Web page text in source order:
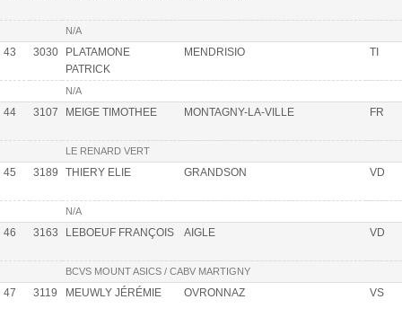
N/A
43 3030
PLATAMONE
PATRICK
MENDRISIO TI
N/A
44 3107 MEIGE TIMOTHEE MONTAGNY-LA-VILLE FR
LE RENARD VERT
45 3189 THIERY ELIE GRANDSON VD
N/A
46 3163 LEBOEUF FRANÇOIS AIGLE VD
BCVS MOUNT ASICS / CABV MARTIGNY
47 3119 MEUWLY JÉRÉMIE OVRONNAZ VS